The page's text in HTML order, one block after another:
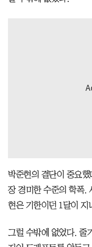
박준현의 결단이 중요
장 경미한 수준의 학폭.
현은 기한이던 1달이 지
그럴 수밖에 없었다. 줄